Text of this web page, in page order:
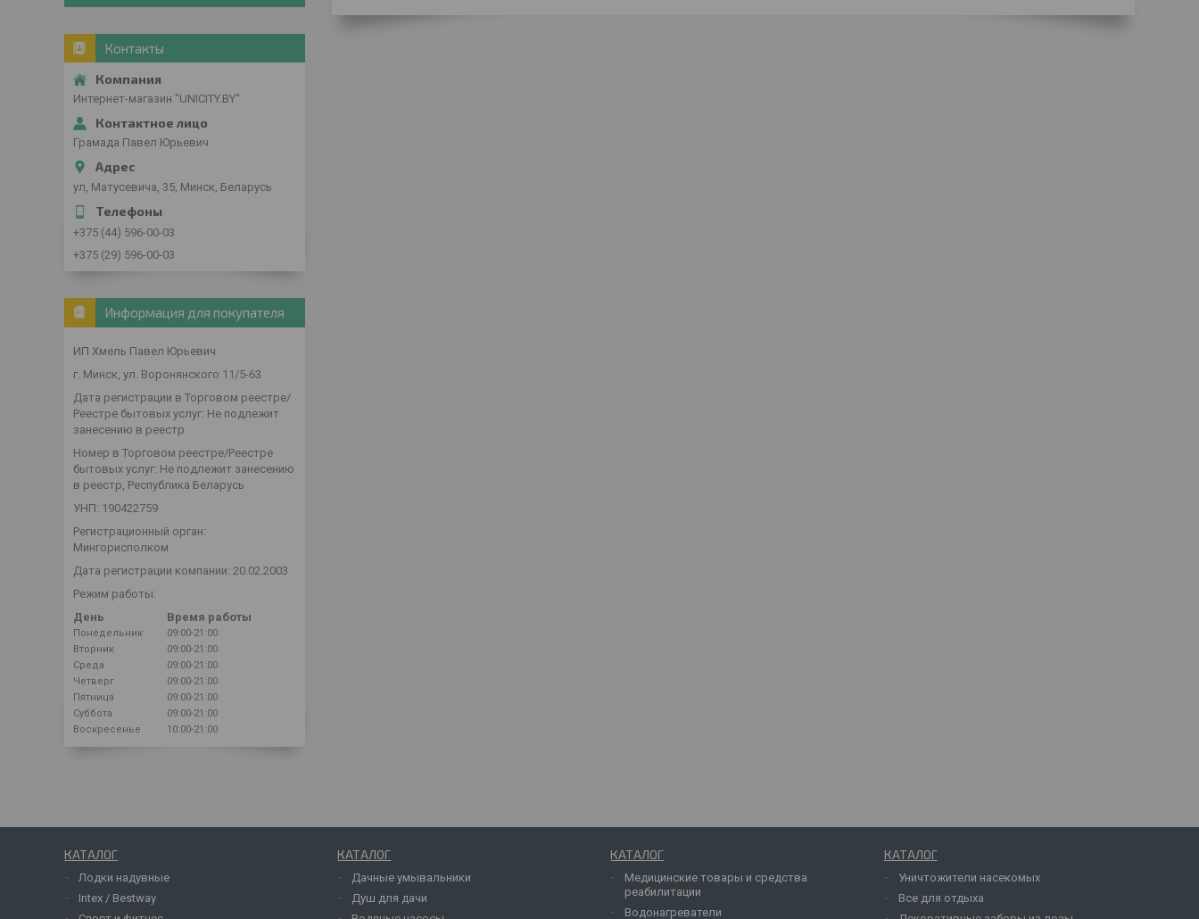
Контакты
Интернет-магазин "UNICITY.BY"
Грамада Павел Юрьевич
ул, Матусевича, 35, Минск, Беларусь
+375 (44) 596-00-03
+375 (29) 596-00-03
Информация для покупателя
ИП Хмель Павел Юрьевич
г. Минск, ул. Воронянского 11/5-63
Дата регистрации в Торговом реестре/
Реестре бытовых услуг: Не подлежит
занесению в реестр
Номер в Торговом реестре/Реестре
бытовых услуг: Не подлежит занесению
в реестр, Республика Беларусь
УНП: 190422759
Регистрационный орган:
Мингорисполком
Дата регистрации компании: 20.02.2003
Режим работы:
День
Время работы
Понедельник
09:00-21:00
Вторник
09:00-21:00
Среда
09:00-21:00
Четверг
09:00-21:00
Пятница
09:00-21:00
Суббота
09:00-21:00
Воскресенье
10:00-21:00
КАТАЛОГ
Лодки надувные
Intex / Bestway
КАТАЛОГ
Дачные умывальники
Душ для дачи
КАТАЛОГ
Медицинские товары и средства
реабилитации
Водонагреватели
КАТАЛОГ
Уничтожители насекомых
Все для отдыха